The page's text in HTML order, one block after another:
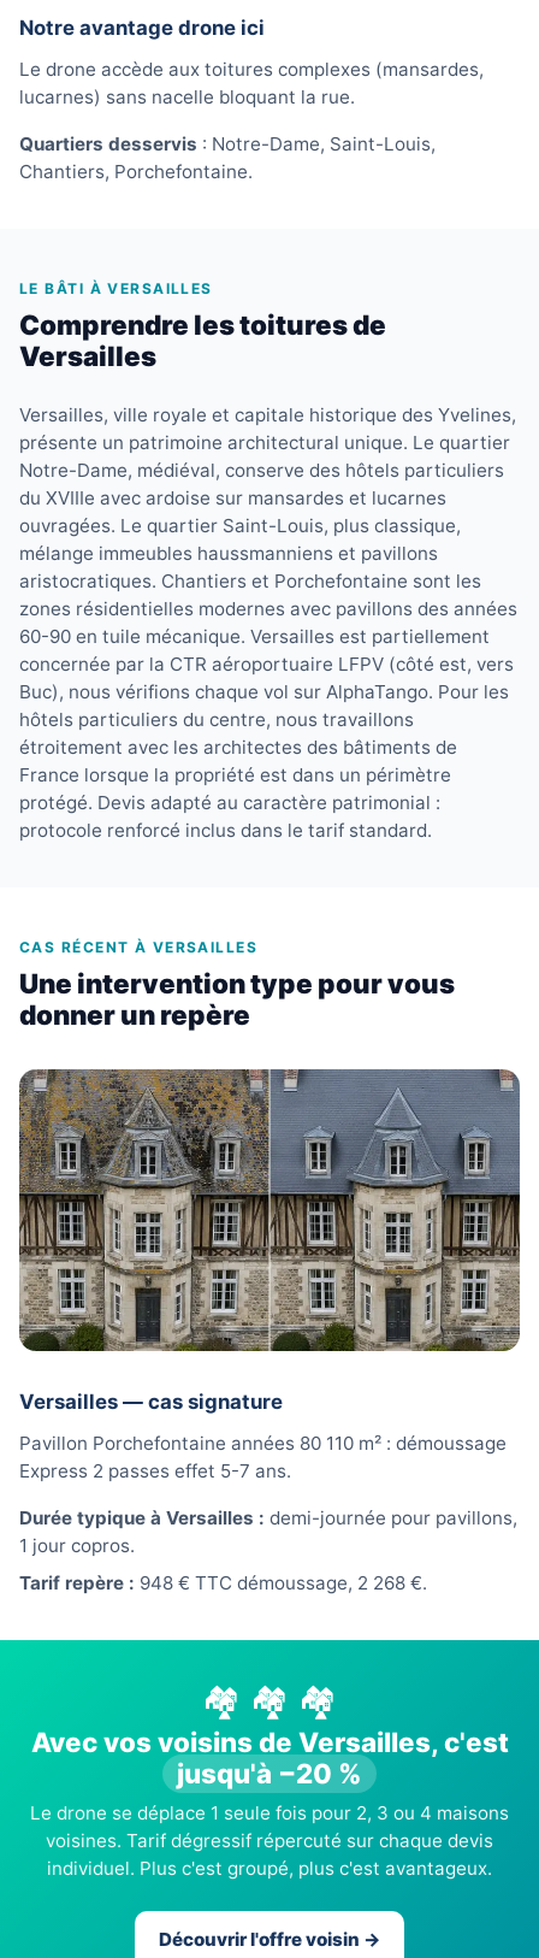
Notre avantage drone ici
Le drone accède aux toitures complexes (mansardes,
lucarnes) sans nacelle bloquant la rue.
Quartiers desservis : Notre-Dame, Saint-Louis,
Chantiers, Porchefontaine.
LE BÂTI À VERSAILLES
Comprendre les toitures de
Versailles
Versailles, ville royale et capitale historique des Yvelines,
présente un patrimoine architectural unique. Le quartier
Notre-Dame, médiéval, conserve des hôtels particuliers
du XVIIIe avec ardoise sur mansardes et lucarnes
ouvragées. Le quartier Saint-Louis, plus classique,
mélange immeubles haussmanniens et pavillons
aristocratiques. Chantiers et Porchefontaine sont les
zones résidentielles modernes avec pavillons des années
60-90 en tuile mécanique. Versailles est partiellement
concernée par la CTR aéroportuaire LFPV (côté est, vers
Buc), nous vérifions chaque vol sur AlphaTango. Pour les
hôtels particuliers du centre, nous travaillons
étroitement avec les architectes des bâtiments de
France lorsque la propriété est dans un périmètre
protégé. Devis adapté au caractère patrimonial :
protocole renforcé inclus dans le tarif standard.
CAS RÉCENT À VERSAILLES
Une intervention type pour vous
donner un repère
Versailles — cas signature
Pavillon Porchefontaine années 80 110 m² : démoussage
Express 2 passes effet 5-7 ans.
Durée typique à Versailles : demi-journée pour pavillons,
1 jour copros.
Tarif repère : 948 € TTC démoussage, 2 268 €.
🏘️ 🏘️ 🏘️
Avec vos voisins de Versailles, c'est
jusqu'à −20 %
Le drone se déplace 1 seule fois pour 2, 3 ou 4 maisons
voisines. Tarif dégressif répercuté sur chaque devis
individuel. Plus c'est groupé, plus c'est avantageux.
Découvrir l'offre voisin →